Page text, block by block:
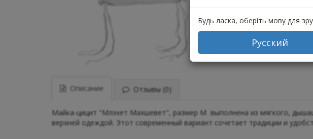
Будь ласка, оберіть мову для
Русский
Описание Отзывы (0)
Майка-цицит "Млэхет Махшевет", размер M выполнена из мягкого,
верхней одеждой. Этот современный вариант сочетает традиции и